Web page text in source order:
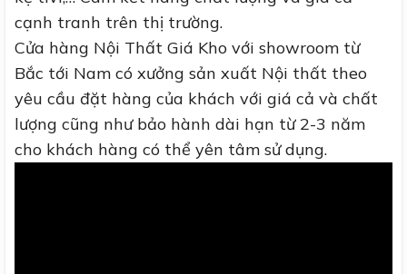
cạnh tranh trên thị trường.
Cửa hàng Nội Thất Giá Kho với showroom từ
Bắc tới Nam có xưởng sản xuất Nội thất theo
yêu cầu đặt hàng của khách với giá cả và chất
lượng cũng như bảo hành dài hạn từ 2-3 năm
cho khách hàng có thể yên tâm sử dụng.